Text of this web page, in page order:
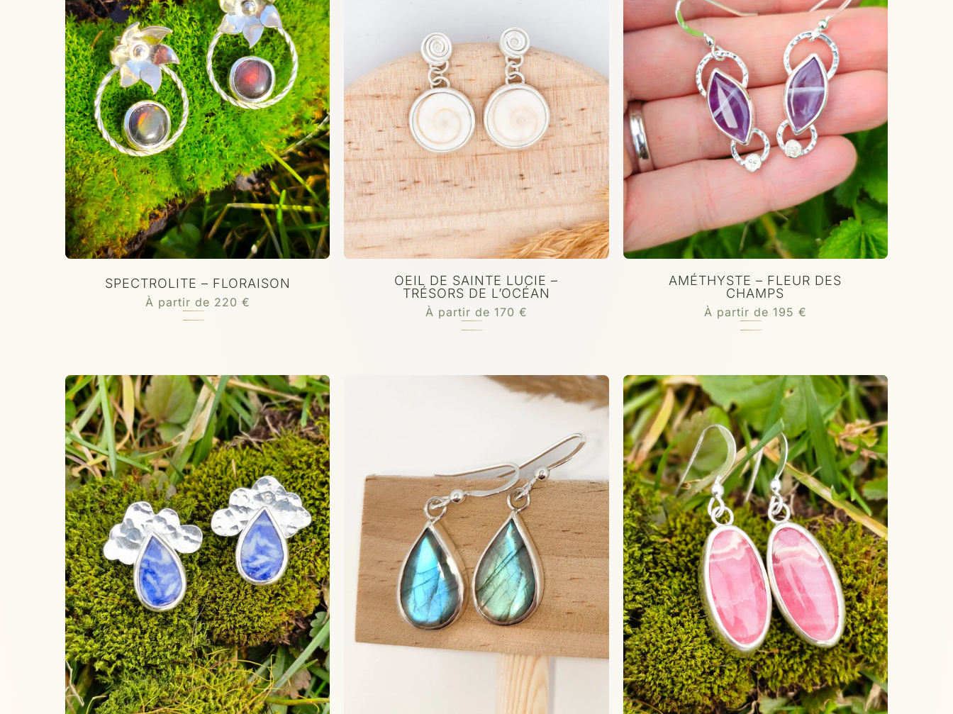
SPECTROLITE – FLORAISON
À partir de 220 €
OEIL DE SAINTE LUCIE –
TRÉSORS DE L’OCÉAN
À partir de 170 €
AMÉTHYSTE – FLEUR DES
CHAMPS
À partir de 195 €